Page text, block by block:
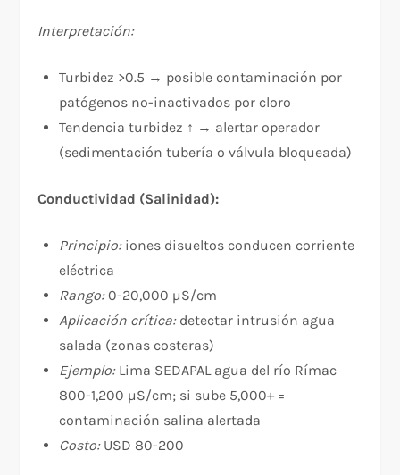
Interpretación:
Turbidez >0.5 → posible contaminación por
patógenos no-inactivados por cloro
Tendencia turbidez ↑ → alertar operador
(sedimentación tubería o válvula bloqueada)
Conductividad (Salinidad):
Principio:iones disueltos conducen corriente
eléctrica
Rango:0-20,000 µS/cm
Aplicación crítica:detectar intrusión agua
salada (zonas costeras)
Ejemplo:Lima SEDAPAL agua del río Rímac
800-1,200 µS/cm; si sube 5,000+ =
contaminación salina alertada
Costo:USD 80-200